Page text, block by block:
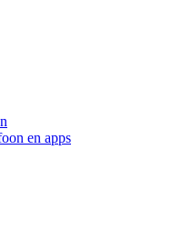
en apps